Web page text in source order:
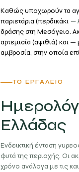
Καθώς υποχωρούν τα
παριετάρια (περδικάκι —
δράσης στη Μεσόγειο.
αρτεμισία (αψιθιά) και —
αμβροσία, στην οποία
ΤΟ ΕΡΓΑΛΕΊΟ
Ελλάδας
Ενδεικτική ένταση
φυτά της περιοχής. Οι
χρόνο ανάλογα με τις